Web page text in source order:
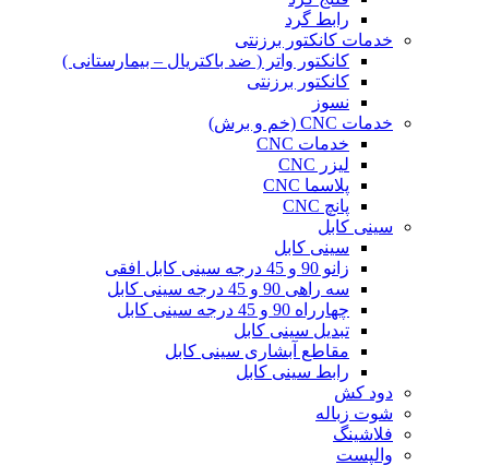
رابط گرد
خدمات کانکتور برزنتی
کانکتور واتر ( ضد باکتریال – بیمارستانی )
کانکتور برزنتی
نسوز
خدمات CNC (خم و برش)
خدمات CNC
لیزر CNC
پلاسما CNC
پانچ CNC
سینی کابل
سینی کابل
زانو 90 و 45 درجه سینی کابل افقی
سه راهی 90 و 45 درجه سینی کابل
چهارراه 90 و 45 درجه سینی کابل
تبدیل سینی کابل
مقاطع آبشاری سینی کابل
رابط سینی کابل
دود کش
شوت زباله
فلاشینگ
والپست